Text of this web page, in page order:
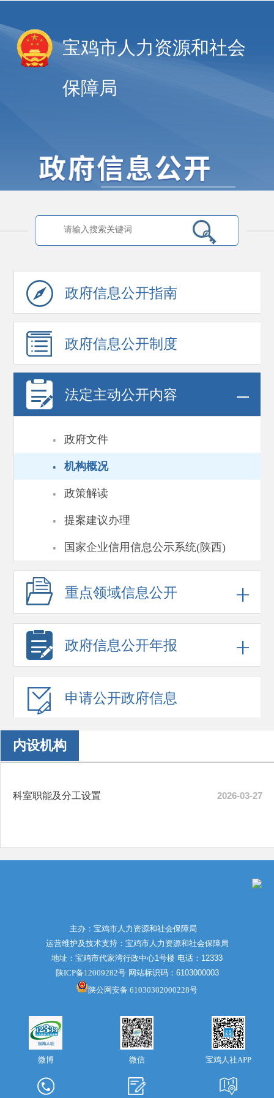
宝鸡市人力资源和社会
保障局
政府信息公开指南
政府信息公开制度
法定主动公开内容
· 政府文件
· 机构概况
· 政策解读
· 提案建议办理
· 国家企业信用信息公示系统(陕西)
重点领域信息公开
政府信息公开年报
申请公开政府信息
内设机构
科室职能及分工设置 2026-03-27
主办：宝鸡市人力资源和社会保障局
运营维护及技术支持：宝鸡市人力资源和社会保障局
地址：宝鸡市代家湾行政中心1号楼 电话：12333
陕ICP备12009282号网站标识码：6103000003
陕公网安备 61030302000228号
微博 微信 宝鸡人社APP